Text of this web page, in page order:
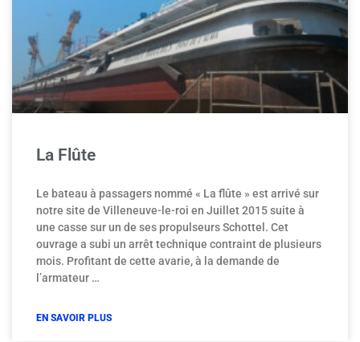
La Flûte
Le bateau à passagers nommé « La flûte » est arrivé sur
notre site de Villeneuve-le-roi en Juillet 2015 suite à
une casse sur un de ses propulseurs Schottel. Cet
ouvrage a subi un arrêt technique contraint de plusieurs
mois. Profitant de cette avarie, à la demande de
l’armateur …
EN SAVOIR PLUS